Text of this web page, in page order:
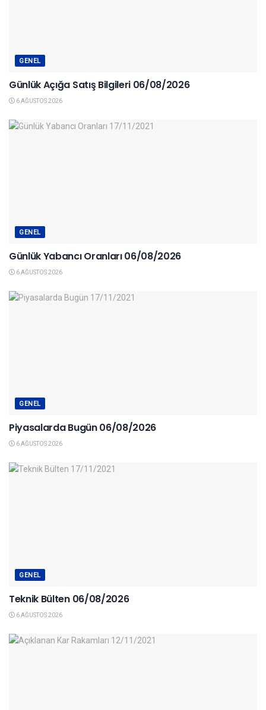
GENEL
Günlük Açığa Satış Bilgileri 06/08/2026
6 AĞUSTOS 2026
GENEL
Günlük Yabancı Oranları 06/08/2026
6 AĞUSTOS 2026
GENEL
Piyasalarda Bugün 06/08/2026
6 AĞUSTOS 2026
GENEL
Teknik Bülten 06/08/2026
6 AĞUSTOS 2026